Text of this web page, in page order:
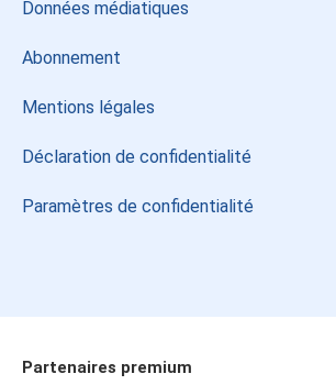
Données médiatiques
Abonnement
Mentions légales
Déclaration de confidentialité
Paramètres de confidentialité
Partenaires premium